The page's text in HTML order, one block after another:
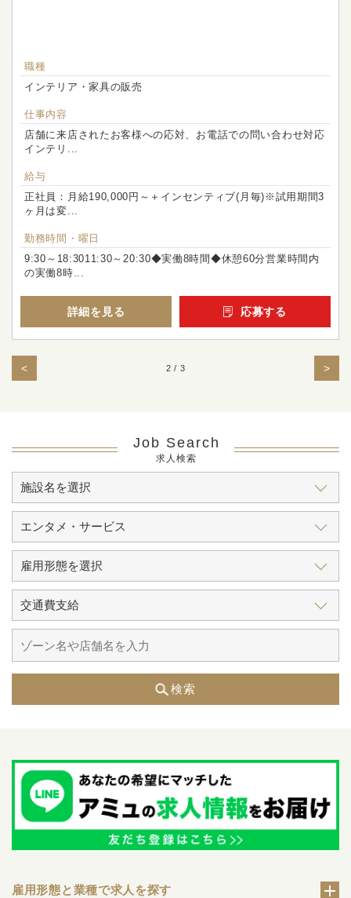
職種
インテリア・家具の販売
仕事内容
店舗に来店されたお客様への応対、お電話での問い合わせ対応
インテリ...
給与
正社員：月給190,000円～＋インセンティブ(月毎)※試用期間3
ヶ月は変...
勤務時間・曜日
9:30～18:3011:30～20:30◆実働8時間◆休憩60分営業時間内
の実働8時...
詳細を見る 応募する
< 2 / 3 >
Job Search
求人検索
検索
雇用形態と業種で求人を探す